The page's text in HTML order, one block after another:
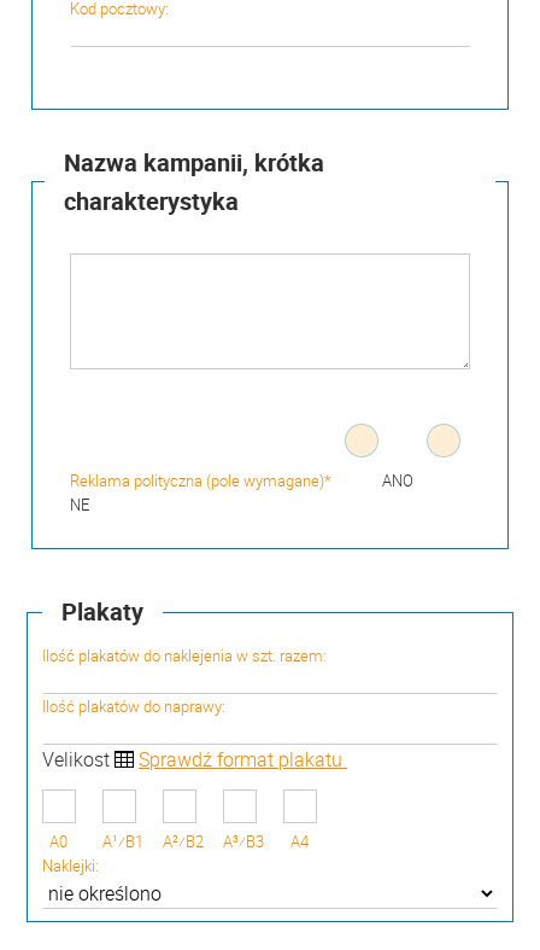
Kod pocztowy:
Nazwa kampanii, krótka
charakterystyka
Reklama polityczna (pole wymagane)*
ANO
NE
Plakaty
Ilość plakatów do naklejenia w szt. razem:
Ilość plakatów do naprawy:
Velikost Sprawdź format plakatu
A0 A1⁄B1 A2⁄B2 A3⁄B3
A4
Naklejki: